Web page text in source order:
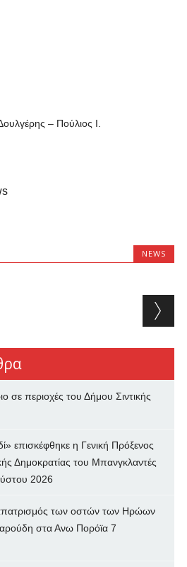
– Πούλιος Ι.
NEWS
σε περιοχές του Δήμου Σιντικής
επισκέφθηκε η Γενική Πρόξενος
Δημοκρατίας του Μπανγκλαντές
2026
των oστών των Ηρώων
στα Ανω Πορόϊα 7